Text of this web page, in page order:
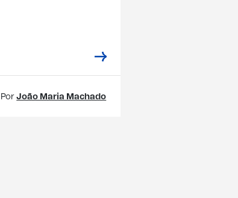
PorJoão Maria Machado